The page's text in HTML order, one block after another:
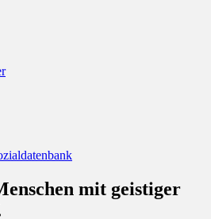
WEM –
mit geistiger